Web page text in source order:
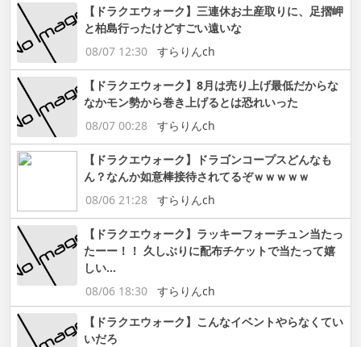
【ドラクエウォーク】三連休お土産取りに、足摺岬
と柏島行ったけどすごい遠いな
08/07 12:30
すらりんch
【ドラクエウォーク】8月は売り上げ最低だからな
なかモン勢から巻き上げるとは恐れいった
08/07 00:28
すらりんch
【ドラクエウォーク】ドラゴンコープスどんなも
ん？なんか如意棒接待されてるぞｗｗｗｗｗ
08/06 21:28
すらりんch
【ドラクエウォーク】ラッキーフォーチュン当たっ
たーー！！ 久しぶりに配布チケットで当たって嬉
しい…
08/06 18:30
すらりんch
【ドラクエウォーク】こんなイベントやらなくてい
いだろ